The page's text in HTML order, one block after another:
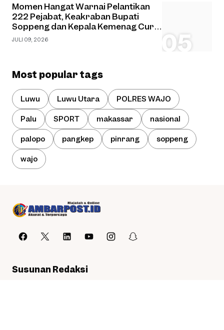
Momen Hangat Warnai Pelantikan
222 Pejabat, Keakraban Bupati
Soppeng dan Kepala Kemenag Curi
Perhatian
JULI 09, 2026
Most popular tags
Luwu Luwu Utara POLRES WAJO
Palu SPORT makassar nasional
palopo pangkep pinrang soppeng
wajo
Susunan Redaksi